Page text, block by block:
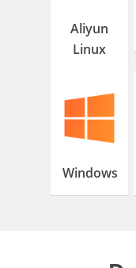
Aliyun
Linux
Windows